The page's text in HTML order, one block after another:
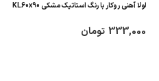
لولا آهنی روکار با رنگ استاتیک مشکی KL60x90
333,000 تومان